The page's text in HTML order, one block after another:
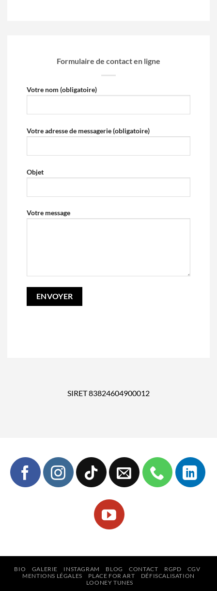
Formulaire de contact en ligne
Votre nom (obligatoire)
Votre adresse de messagerie (obligatoire)
Objet
Votre message
SIRET 83824604900012
BIO GALERIE INSTAGRAM BLOG CONTACT RGPD
CGV
MENTIONS LÉGALES
PLACE FOR ART
DÉFISCALISATION
LOONEY TUNES